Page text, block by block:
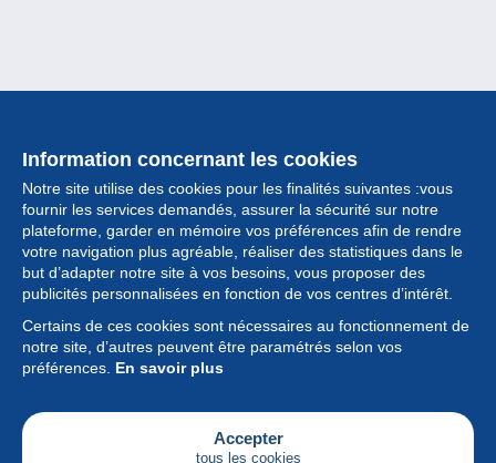
Information concernant les cookies
Notre site utilise des cookies pour les finalités suivantes :vous
fournir les services demandés, assurer la sécurité sur notre
plateforme, garder en mémoire vos préférences afin de rendre
votre navigation plus agréable, réaliser des statistiques dans le
but d’adapter notre site à vos besoins, vous proposer des
publicités personnalisées en fonction de vos centres d’intérêt.
Certains de ces cookies sont nécessaires au fonctionnement de
notre site, d’autres peuvent être paramétrés selon vos
préférences. En savoir plus
Accepter
tous les cookies
Collection
Actualités
Fonctionnalités
Société